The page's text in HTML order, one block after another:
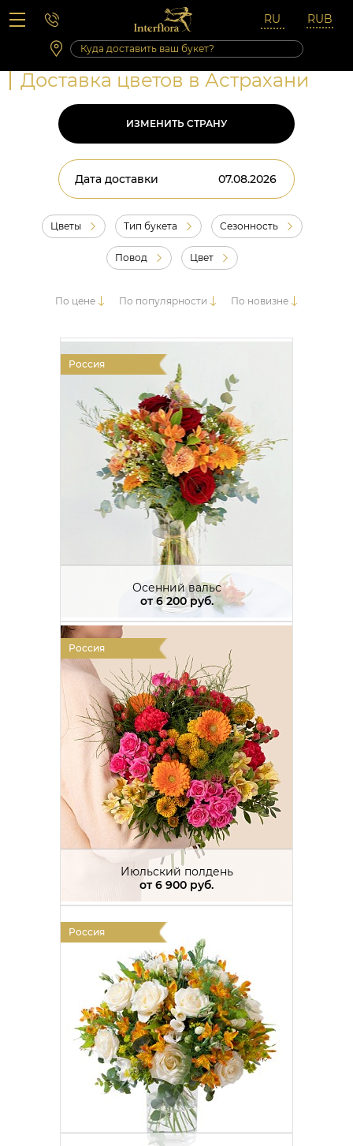
Вопросы-ответы
Сб 10:00 ‐ 14:00
Выходные и праздничные дни
Доставка цветов в Астрахани
ИЗМЕНИТЬ СТРАНУ
Дата доставки
Цветы Тип букета Сезонность
Повод Цвет
По цене По популярности По новизне
Россия
Осенний вальс
от6 200 руб.
Россия
Июльский полдень
от6 900 руб.
Россия